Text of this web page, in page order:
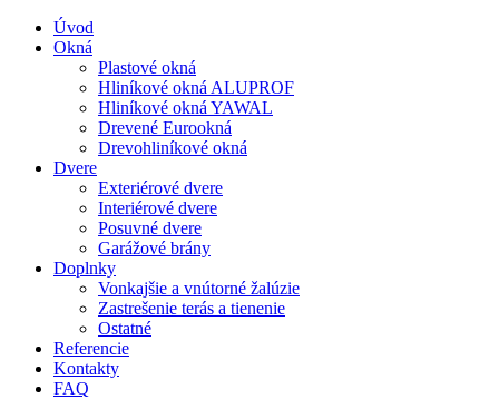
Úvod
Okná
Plastové okná
Hliníkové okná ALUPROF
Hliníkové okná YAWAL
Drevené Eurookná
Drevohliníkové okná
Dvere
Exteriérové dvere
Interiérové dvere
Posuvné dvere
Garážové brány
Doplnky
Vonkajšie a vnútorné žalúzie
Zastrešenie terás a tienenie
Ostatné
Referencie
Kontakty
FAQ